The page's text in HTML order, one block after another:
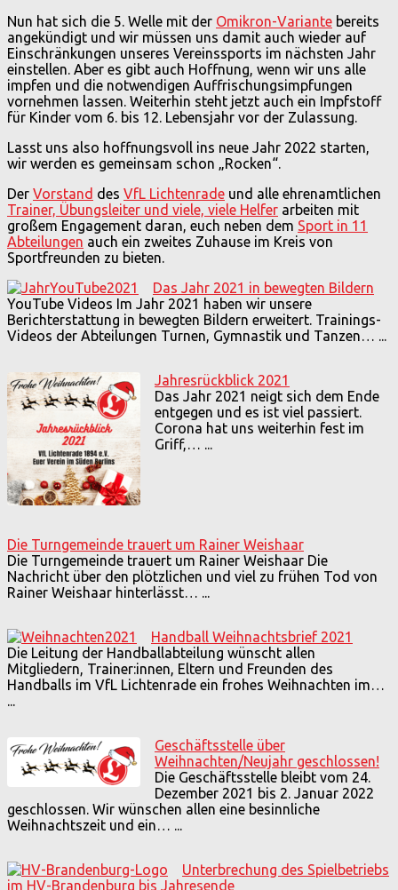
Nun hat sich die 5. Welle mit der Omikron-Variante bereits
angekündigt und wir müssen uns damit auch wieder auf
Einschränkungen unseres Vereinssports im nächsten Jahr
einstellen. Aber es gibt auch Hoffnung, wenn wir uns alle
impfen und die notwendigen Auffrischungsimpfungen
vornehmen lassen. Weiterhin steht jetzt auch ein Impfstoff
für Kinder vom 6. bis 12. Lebensjahr vor der Zulassung.
Lasst uns also hoffnungsvoll ins neue Jahr 2022 starten,
wir werden es gemeinsam schon „Rocken“.
Der Vorstand des VfL Lichtenrade und alle ehrenamtlichen
Trainer, Übungsleiter und viele, viele Helfer arbeiten mit
großem Engagement daran, euch neben dem Sport in 11
Abteilungen auch ein zweites Zuhause im Kreis von
Sportfreunden zu bieten.
Das Jahr 2021 in bewegten Bildern
YouTube Videos Im Jahr 2021 haben wir unsere
Berichterstattung in bewegten Bildern erweitert. Trainings-
Videos der Abteilungen Turnen, Gymnastik und Tanzen… ...
Jahresrückblick 2021
Das Jahr 2021 neigt sich dem Ende
entgegen und es ist viel passiert.
Corona hat uns weiterhin fest im
Griff,… ...
Die Turngemeinde trauert um Rainer Weishaar
Die Turngemeinde trauert um Rainer Weishaar Die
Nachricht über den plötzlichen und viel zu frühen Tod von
Rainer Weishaar hinterlässt… ...
Handball Weihnachtsbrief 2021
Die Leitung der Handballabteilung wünscht allen
Mitgliedern, Trainer:innen, Eltern und Freunden des
Handballs im VfL Lichtenrade ein frohes Weihnachten im…
...
Geschäftsstelle über
Weihnachten/Neujahr geschlossen!
Die Geschäftsstelle bleibt vom 24.
Dezember 2021 bis 2. Januar 2022
geschlossen. Wir wünschen allen eine besinnliche
Weihnachtszeit und ein… ...
Unterbrechung des Spielbetriebs
im HV-Brandenburg bis Jahresende